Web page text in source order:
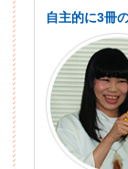
自主的に3冊